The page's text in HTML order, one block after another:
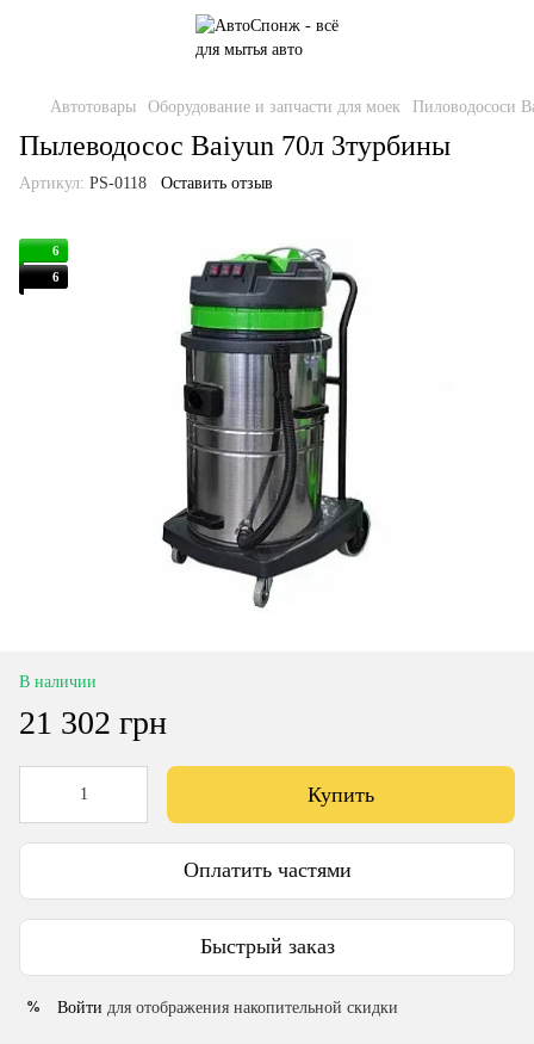
Автотовары Оборудование и запчасти для моек Пиловодососи
Пылеводосос Baiyun 70л 3турбины
Артикул: PS-0118 Оставить отзыв
6
6
В наличии
21 302 грн
Купить
Оплатить частями
Быстрый заказ
% Войти для отображения накопительной скидки